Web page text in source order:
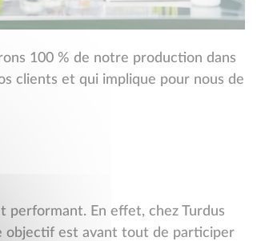
100 % de notre production dans
clients et qui implique pour nous de
performant. En effet, chez Turdus
objectif est avant tout de participer